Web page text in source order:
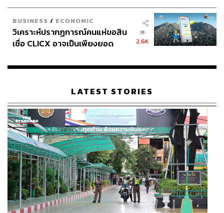
BUSINESS / ECONOMIC
วิเคราะห์ปรากฏการณ์คนแห่ขอสิน
เชื่อ CLICX อาจเป็นเพียงยอด
เรือนไทยที่ถูกซุกไว้
2.6K
LATEST STORIES